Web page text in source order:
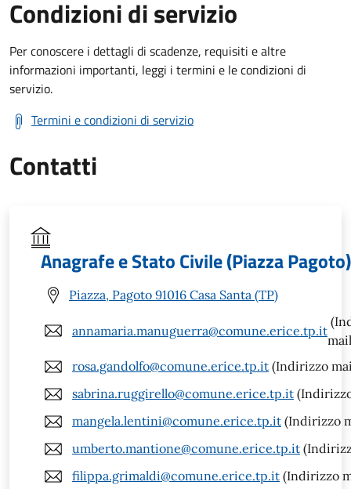
Condizioni di servizio
Per conoscere i dettagli di scadenze, requisiti e altre
informazioni importanti, leggi i termini e le condizioni di
servizio.
Termini e condizioni di servizio
Contatti
Anagrafe e Stato Civile (Piazza Pagoto)
Piazza, Pagoto 91016 Casa Santa (TP)
annamaria.manuguerra@comune.erice.tp.it
rosa.gandolfo@comune.erice.tp.it (Indirizzo
sabrina.ruggirello@comune.erice.tp.it
mangela.lentini@comune.erice.tp.it (Indirizzo
umberto.mantione@comune.erice.tp.it
filippa.grimaldi@comune.erice.tp.it (Indirizzo